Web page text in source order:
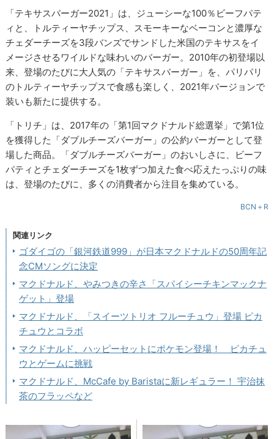
「テキサスバーガー2021」は、ジューシーな100％ビーフパテ
ィと、トルティーヤチップス、スモーキーなベーコンと濃厚な
チェダーチーズを3段バンズでサンドした米国のテキサスをイ
メージさせるワイルドな味わいのバーガー。2010年の初登場以
来、登場のたびに大人気の「テキサスバーガー」を、パリパリ
のトルティーヤチップスで食感も楽しく、2021年バージョンで
装いも新たに提供する。
「トリチ」は、2017年の「第1回マクドナルド総選挙」で第1位
を獲得した「ダブルチーズバーガー」の公約バーガーとして登
場した商品。「ダブルチーズバーガー」のおいしさに、ビーフ
パティとチェダーチーズを1枚ずつ加えた食べ応えたっぷりの味
は、登場のたびに、多くの消費者から注目を集めている。
BCN＋R
関連リンク
ゴダイゴの「銀河鉄道999」が日本マクドナルドの50周年記
念CMソングに決定
マクドナルド、やみつきの辛さ「スパイシーチキンマックナ
ゲット」登場
マクドナルド、「スイーツトリオ フルーチュウ」登場 ピカ
チュウとコラボ
マクドナルド、ハッピーセットにポケモン登場！ ピカチュ
ウとゲームに挑戦
マクドナルド、McCafe by Baristaに新レギュラー！ 宇治抹
茶のフラッペなど